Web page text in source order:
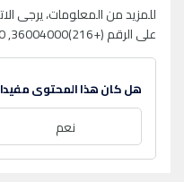
على الرقم (+216)36004000, Fax (+216)36005010 ,
هل كان هذا المحتوى
نعم